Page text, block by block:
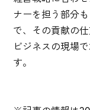
ナーを担う部分
で、その貢献の
ビジネスの現場
す。